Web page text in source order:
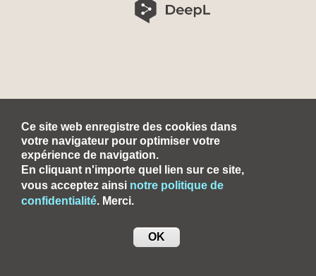
Ce site web enregistre des cookies dans
votre navigateur pour optimiser votre
expérience de navigation.
En cliquant n'importe quel lien sur ce site,
vous acceptez ainsi notre politique de
confidentialité. Merci.
OK